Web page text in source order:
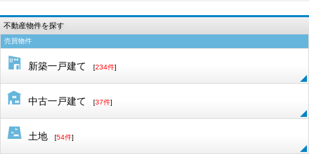
不動産物件を探す
売買物件
新築一戸建て [234件]
中古一戸建て [37件]
土地 [54件]